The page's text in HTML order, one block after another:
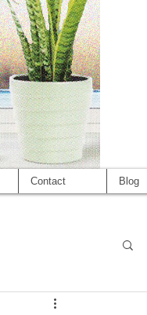
Contact Blog